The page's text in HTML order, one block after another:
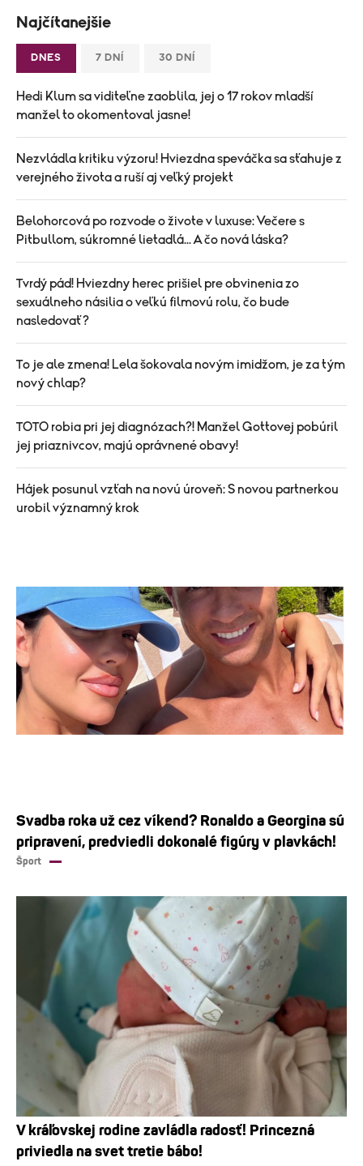
Najčítanejšie
DNES 7 DNÍ 30 DNÍ
Hedi Klum sa viditeľne zaoblila, jej o 17 rokov mladší
manžel to okomentoval jasne!
Nezvládla kritiku výzoru! Hviezdna speváčka sa sťahuje z
verejného života a ruší aj veľký projekt
Belohorcová po rozvode o živote v luxuse: Večere s
Pitbullom, súkromné lietadlá... A čo nová láska?
Tvrdý pád! Hviezdny herec prišiel pre obvinenia zo
sexuálneho násilia o veľkú filmovú rolu, čo bude
nasledovať?
To je ale zmena! Lela šokovala novým imidžom, je za tým
nový chlap?
TOTO robia pri jej diagnózach?! Manžel Gottovej pobúril
jej priaznivcov, majú oprávnené obavy!
Hájek posunul vzťah na novú úroveň: S novou partnerkou
urobil významný krok
Svadba roka už cez víkend? Ronaldo a Georgina sú
pripravení, predviedli dokonalé figúry v plavkách!
Šport
V kráľovskej rodine zavládla radosť! Princezná
priviedla na svet tretie bábo!